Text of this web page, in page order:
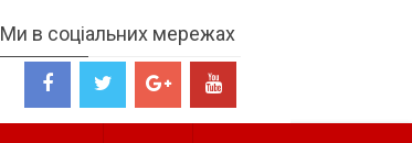
Ми в соціальних мережах